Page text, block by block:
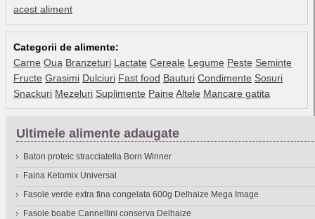
acest aliment
Categorii de alimente:
Carne Oua Branzeturi Lactate Cereale Legume Peste Seminte
Fructe Grasimi Dulciuri Fast food Bauturi Condimente Sosuri
Snackuri Mezeluri Suplimente Paine Altele Mancare gatita
Ultimele alimente adaugate
Baton proteic stracciatella Born Winner
Faina Ketomix Universal
Fasole verde extra fina congelata 600g Delhaize Mega Image
Fasole boabe Cannellini conserva Delhaize